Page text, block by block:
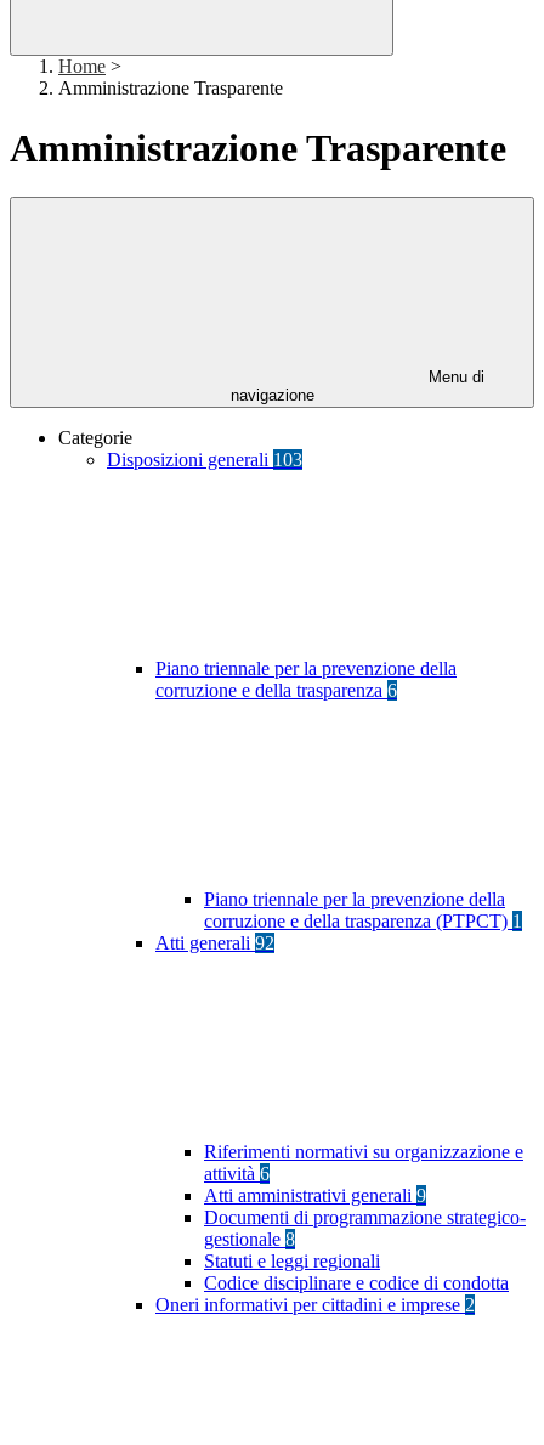
Home >
Amministrazione Trasparente
Amministrazione Trasparente
Menu di
navigazione
Categorie
Disposizioni generali 103
Piano triennale per la prevenzione della
corruzione e della trasparenza 6
Piano triennale per la prevenzione della
corruzione e della trasparenza (PTPCT) 1
Atti generali 92
Riferimenti normativi su organizzazione e
attività 6
Atti amministrativi generali 9
Documenti di programmazione strategico-
gestionale 8
Statuti e leggi regionali
Codice disciplinare e codice di condotta
Oneri informativi per cittadini e imprese 2